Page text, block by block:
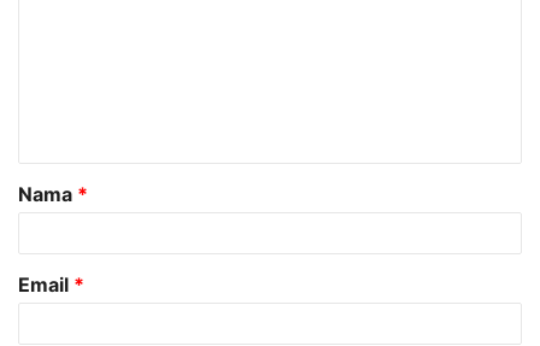
a
r
Nama *
Email *